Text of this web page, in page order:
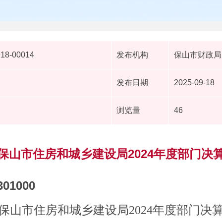
00014 发布机构 保山市财政局
发布日期 2025-09-18
浏览量 46
山市住房和城乡建设局2024年度部门决
山市住房和城乡建设局2024年度部门决